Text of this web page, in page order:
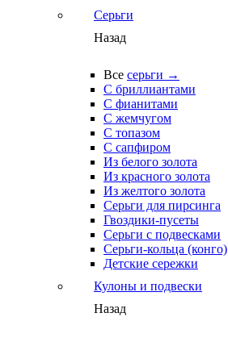
Серьги
Назад
Все серьги →
С бриллиантами
С фианитами
С жемчугом
С топазом
С сапфиром
Из белого золота
Из красного золота
Из желтого золота
Серьги для пирсинга
Гвоздики-пусеты
Серьги с подвесками
Серьги-кольца (конго)
Детские сережки
Кулоны и подвески
Назад